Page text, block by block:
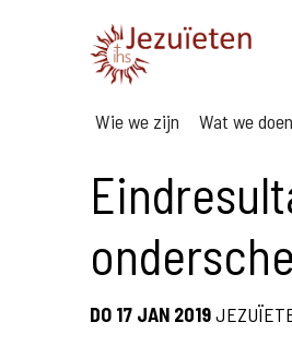
Wie we zijn Wat we doen
DO 17 JAN 2019